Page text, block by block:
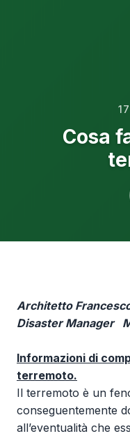
Cosa
Architetto
Disaster Manager
Informazioni di
terremoto.
Il terremoto è un
conseguentemente
all’eventualità che